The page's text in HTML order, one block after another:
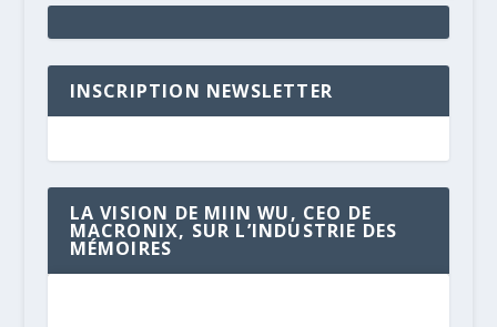
INSCRIPTION NEWSLETTER
LA VISION DE MIIN WU, CEO DE
MACRONIX, SUR L’INDUSTRIE DES
MÉMOIRES